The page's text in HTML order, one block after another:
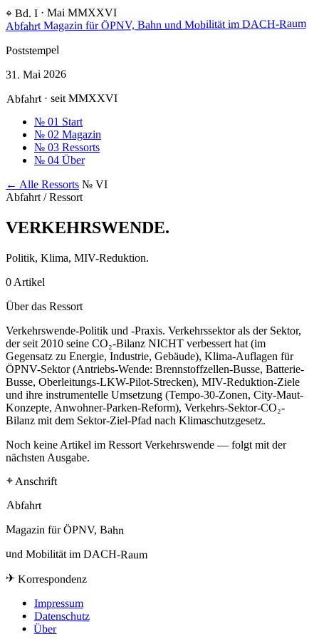
⌖ Bd. I · Mai MMXXVI
AbfahrtMagazin für ÖPNV, Bahn und Mobilität im DACH-Raum
Poststempel
31. Mai 2026
Abfahrt · seit MMXXVI
№ 01 Start
№ 02 Magazin
№ 03 Ressorts
№ 04 Über
← Alle Ressorts № VI
Abfahrt / Ressort
VERKEHRSWENDE.
Politik, Klima, MIV-Reduktion.
0 Artikel
Über das Ressort
Verkehrswende-Politik und -Praxis. Verkehrssektor als der Sektor,
der seit 2010 seine CO₂-Bilanz NICHT verbessert hat (im
Gegensatz zu Energie, Industrie, Gebäude), Klima-Auflagen für
ÖPNV-Sektor (Antriebs-Wende: Brennstoffzellen-Busse, Batterie-
Busse, Oberleitungs-LKW-Pilot-Strecken), MIV-Reduktion-Ziele
und ihre instrumentelle Umsetzung (Tempo-30-Zonen, City-Maut-
Konzepte, Anwohner-Parken-Reform), Verkehrs-Sektor-CO₂-
Bilanz mit dem Sektor-Ziel-Pfad nach Klimaschutzgesetz.
Noch keine Artikel im Ressort Verkehrswende — folgt mit der
nächsten Ausgabe.
⌖ Anschrift
Abfahrt
Magazin für ÖPNV, Bahn
und Mobilität im DACH-Raum
✈ Korrespondenz
Impressum
Datenschutz
Über